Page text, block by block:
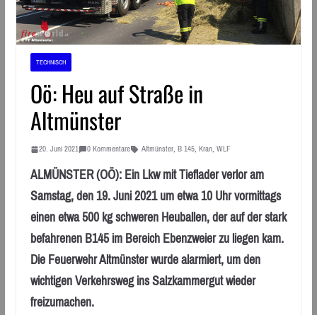
TECHNISCH
Oö: Heu auf Straße in
Altmünster
20. Juni 2021 0 Kommentare Altmünster, B 145, Kran, WLF
ALMÜNSTER (OÖ): Ein Lkw mit Tieflader verlor am
Samstag, den 19. Juni 2021 um etwa 10 Uhr vormittags
einen etwa 500 kg schweren Heuballen, der auf der stark
befahrenen B145 im Bereich Ebenzweier zu liegen kam.
Die Feuerwehr Altmünster wurde alarmiert, um den
wichtigen Verkehrsweg ins Salzkammergut wieder
freizumachen.